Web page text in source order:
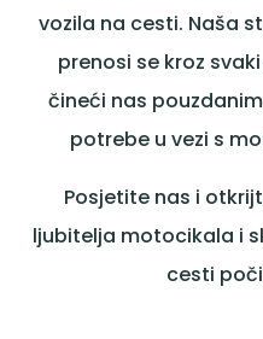
vozila na cesti. Naša
prenosi se kroz
čineći nas
potrebe u vezi s
Posjetite nas i
ljubitelja motocikala i
cesti